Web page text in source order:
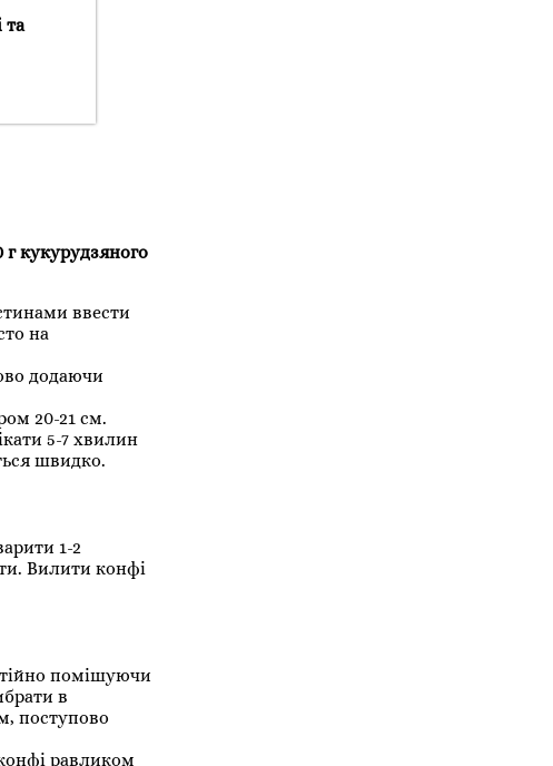
та
г кукурудзяного
ввести
на
додаючи
20-21 см.
5-7 хвилин
швидко.
1-2
Вилити конфі
помішуючи
в
поступово
равликом